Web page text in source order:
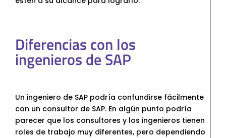
Diferencias con los
ingenieros de SAP
Un ingeniero de SAP podría confundirse fácilmente
con un consultor de SAP. En algún punto podría
parecer que los consultores y los ingenieros tienen
roles de trabajo muy diferentes, pero dependiendo